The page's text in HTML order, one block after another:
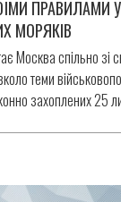
ПРАВИЛАМИ
МОРЯКІВ
Москва спільно зі
теми
захоплених 25